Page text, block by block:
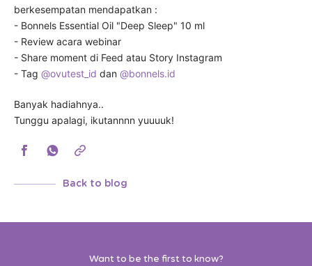
berkesempatan mendapatkan :
- Bonnels Essential Oil "Deep Sleep" 10 ml
- Review acara webinar
- Share moment di Feed atau Story Instagram
- Tag @ovutest_id dan @bonnels.id
Banyak hadiahnya..
Tunggu apalagi, ikutannnn yuuuuk!
Back to blog
Want to be the first to know?